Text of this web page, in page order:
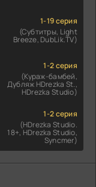
1-19 серия
(Субтитры, Light
Breeze, DubLik.TV)
1-2 серия
(Кураж-бамбей,
Дубляж HDrezka St.,
HDrezka Studio)
1-2 серия
(HDrezka Studio.
18+, HDrezka Studio,
Syncmer)